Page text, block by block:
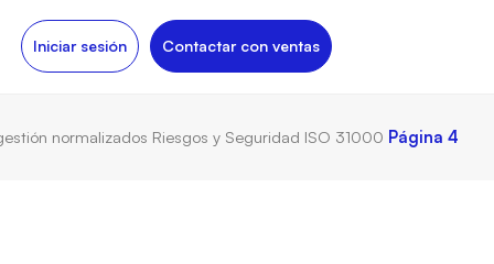
Iniciar sesión Contactar con ventas
normalizados Riesgos y Seguridad ISO 31000 Página 4